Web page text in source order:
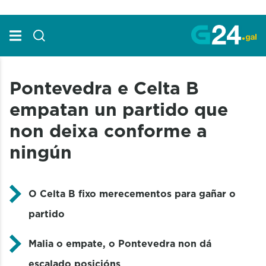
Pontevedra e Celta B
empatan un partido que
non deixa conforme a
ningún
O Celta B fixo merecementos para gañar o
partido
Malia o empate, o Pontevedra non dá